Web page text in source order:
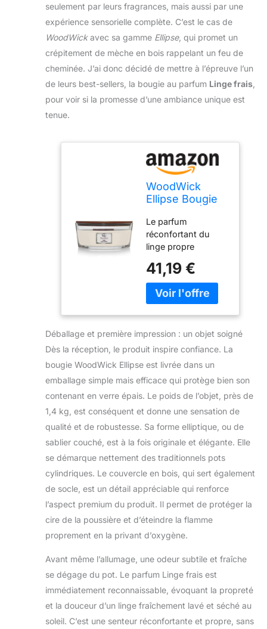
seulement par leurs fragrances, mais aussi par une
expérience sensorielle complète. C’est le cas de
WoodWickavec sa gamme Ellipse, qui promet un
crépitement de mèche en bois rappelant un feu de
cheminée. J’ai donc décidé de mettre à l’épreuve l’un
de leurs best-sellers, la bougie au parfum Linge frais
pour voir si la promesse d’une ambiance unique est
tenue.
WoodWick
Ellipse Bougie
Linge frais |
avec mèche
crépitante |
Durée de
combustion :
jusqu’à 50
heures
Le parfum
réconfortant du
linge propre
douce brise d’été
Chaque parfum est
soigneusement
cette bougie emplit
la pièce de son
parfum longue
bois brevetée des
bougies Hearthwick
Flame crée une
flamme longue et
dansante ainsi
qu’un crépitement
distinctif, pour une
ambiance raffinée
de feu de
cheminée. La forme
elliptique en verre
offre une
expérience olfactive
grâce à son
ouverture plus large
qui permet à la cire
de fondre
complètement. Le
mélange premium
41,19 €
Déballage et première impression : un objet soigné
Dès la réception, le produit inspire confiance. La
bougie WoodWick Ellipse est livrée dans un
emballage simple mais efficace qui protège bien son
contenant en verre épais. Le poids de l’objet, près de
1,4 kg, est conséquent et donne une sensation de
qualité et de robustesse. Sa forme elliptique, ou de
sablier couché, est à la fois originale et élégante. Elle
se démarque nettement des traditionnels pots
cylindriques. Le couvercle en bois, qui sert également
de socle, est un détail appréciable qui renforce
l’aspect premium du produit. Il permet de protéger la
cire de la poussière et d’éteindre la flamme
proprement en la privant d’oxygène.
Avant même l’allumage, une odeur subtile et fraîche
se dégage du pot. Le parfum Linge frais est
immédiatement reconnaissable, évoquant la propreté
et la douceur d’un linge fraîchement lavé et séché au
soleil. C’est une senteur réconfortante et propre, sans